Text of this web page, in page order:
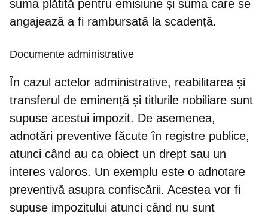
suma plătită pentru emisiune și suma care se
angajează a fi rambursată la scadență.
Documente administrative
În cazul actelor administrative, reabilitarea și
transferul de eminență și titlurile nobiliare sunt
supuse acestui impozit. De asemenea,
adnotări preventive făcute în registre publice,
atunci când au ca obiect un drept sau un
interes valoros. Un exemplu este o adnotare
preventivă asupra confiscării. Acestea vor fi
supuse impozitului atunci când nu sunt